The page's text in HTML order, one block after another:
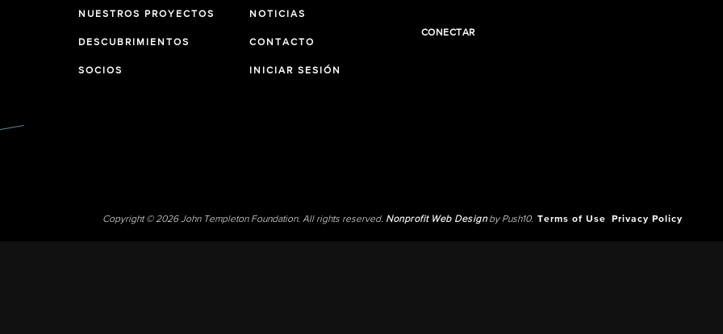
NUESTROS PROYECTOS
DESCUBRIMIENTOS
SOCIOS
NOTICIAS
CONTACTO
INICIAR SESIÓN
CONECTAR
Copyright © 2026 John Templeton Foundation. All rights reserved. Nonprofit Web Designby Push10. Terms of Use Privacy Policy